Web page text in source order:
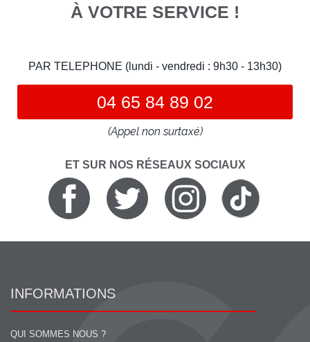
À VOTRE SERVICE !
PAR TELEPHONE (lundi - vendredi : 9h30 - 13h30)
04 65 84 89 02
(Appel non surtaxé)
ET SUR NOS RÉSEAUX SOCIAUX
INFORMATIONS
QUI SOMMES NOUS ?